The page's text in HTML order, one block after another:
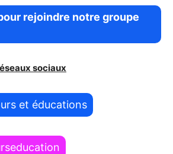
rejoindre notre groupe
sociaux
et éducations